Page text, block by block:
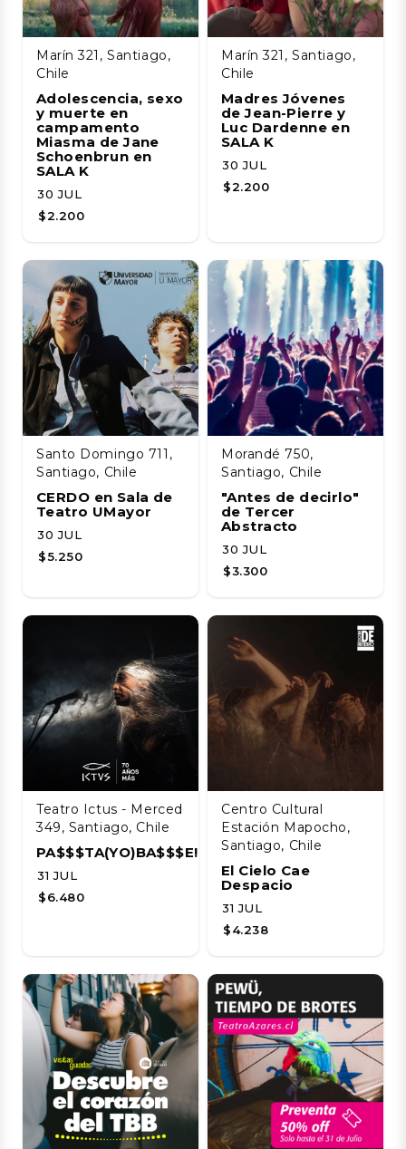
Marín 321, Santiago,
Chile
Adolescencia, sexo
y muerte en
campamento
Miasma de Jane
Schoenbrun en
SALA K
30 JUL
$2.200
Marín 321, Santiago,
Chile
Madres Jóvenes
de Jean-Pierre y
Luc Dardenne en
SALA K
30 JUL
$2.200
Santo Domingo 711,
Santiago, Chile
CERDO en Sala de
Teatro UMayor
30 JUL
$5.250
Morandé 750,
Santiago, Chile
"Antes de decirlo"
de Tercer
Abstracto
30 JUL
$3.300
Teatro Ictus - Merced
349, Santiago, Chile
PA$$$TA(YO)BA$$$E!!!!
31 JUL
$6.480
Centro Cultural
Estación Mapocho,
Santiago, Chile
El Cielo Cae
Despacio
31 JUL
$4.238